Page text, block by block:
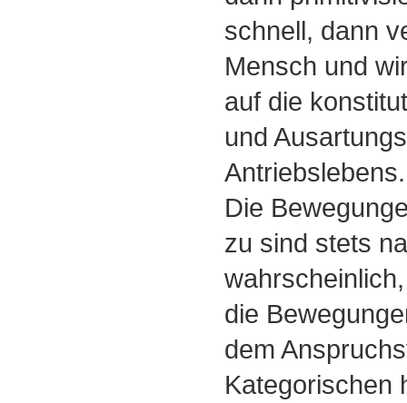
schnell, dann
Mensch und
auf die
und
Antriebslebens.
Die
zu sind stets
wahrscheinlich,
die
dem
Kategorischen